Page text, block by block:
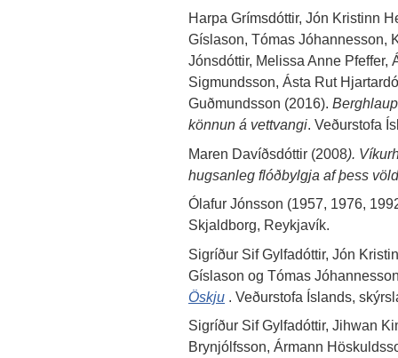
Harpa Grímsdóttir, Jón Kristinn
Gíslason, Tómas Jóhannesson,
Jónsdóttir, Melissa Anne Pfeffer,
Sigmundsson, Ásta Rut
Guðmundsson (2016).
könnun á vettvangi. Veðurstofa
Maren Davíðsdóttir (2008).
hugsanleg flóðbylgja af þess
Ólafur Jónsson (1957, 1976,
Skjaldborg, Reykjavík.
Sigríður Sif Gylfadóttir, Jón
Gíslason og Tómas
Öskju
. Veðurstofa Íslands,
Sigríður Sif Gylfadóttir, Jihwan
Brynjólfsson, Ármann